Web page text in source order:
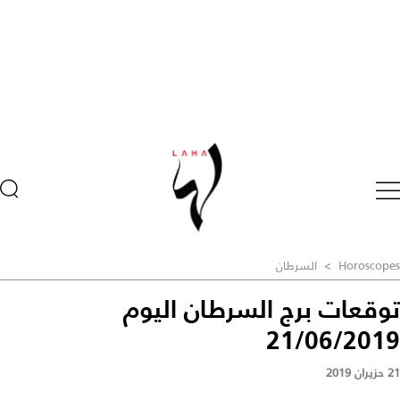
Horoscopes
> السرطان
توقعات برج السرطان اليوم
21/06/2019
21 حزيران 2019